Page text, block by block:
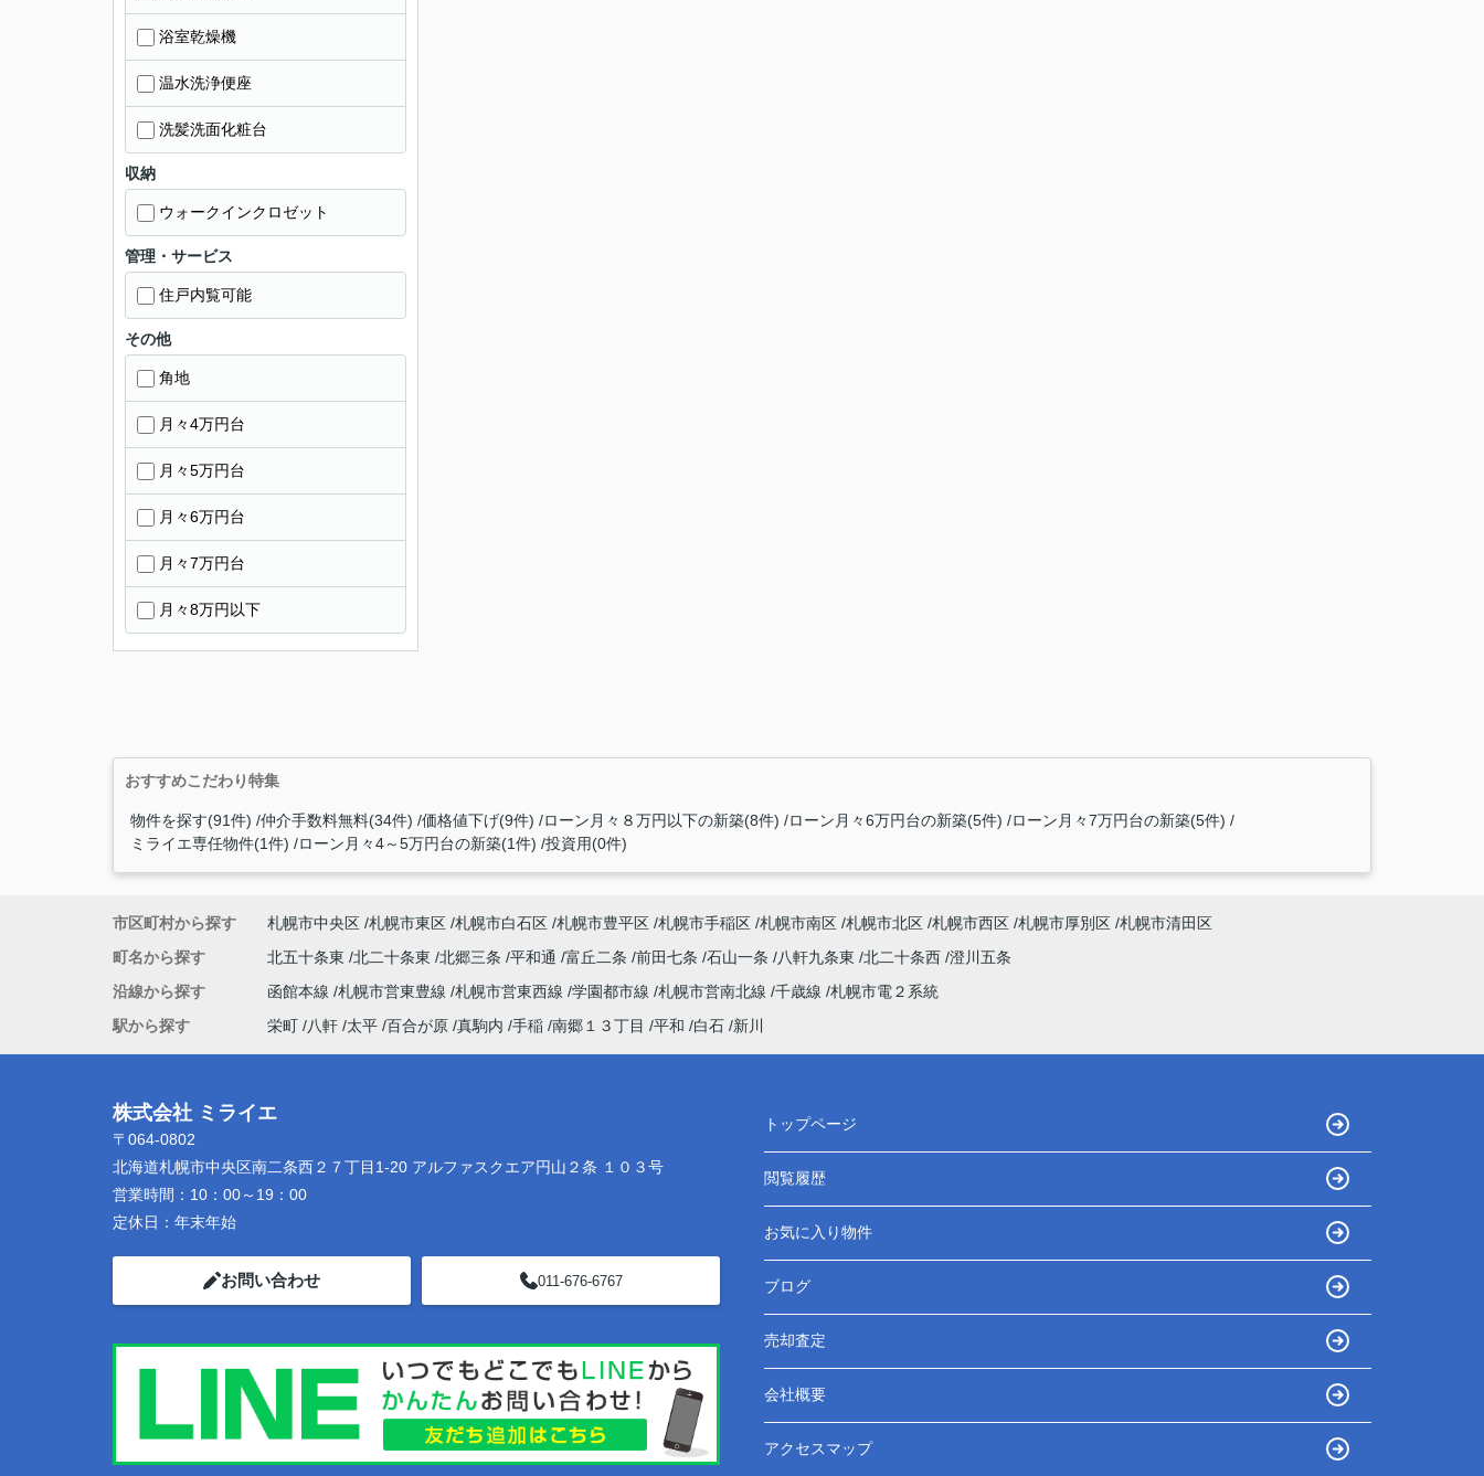
浴室乾燥機
温水洗浄便座
洗髪洗面化粧台
収納
ウォークインクロゼット
管理・サービス
住戸内覧可能
その他
角地
月々4万円台
月々5万円台
月々6万円台
月々7万円台
月々8万円以下
おすすめこだわり特集
物件を探す(91件) 仲介手数料無料(34件) 価格値下げ(9件) ローン月々８万円以下の新築(8件) ローン月々6万円台の新築(5件)
ローン月々7万円台の新築(5件)
ミライエ専任物件(1件)
ローン月々4～5万円台の新築(1件) 投資用(0件)
市区町村から探す 札幌市中央区 札幌市東区 札幌市白石区 札幌市豊平区 札幌市手稲区 札幌市南区 札幌市北区 札幌市西区 札幌市厚別区 札幌市清田区
町名から探す
北五十条東 北二十条東 北郷三条 平和通 富丘二条 前田七条 石山一条 八軒九条東 北二十条西 澄川五条
沿線から探す
函館本線 札幌市営東豊線 札幌市営東西線 学園都市線 札幌市営南北線 千歳線 札幌市電２系統
駅から探す
栄町 八軒 太平 百合が原 真駒内 手稲 南郷１３丁目 平和 白石 新川
株式会社 ミライエ
〒064-0802
北海道札幌市中央区南二条西２７丁目1-20 アルファスクエア円山２条 １０３号
営業時間： 10：00～19：00
定休日： 年末年始
お問い合わせ 011-676-6767
トップページ
閲覧履歴
お気に入り物件
ブログ
売却査定
会社概要
アクセスマップ